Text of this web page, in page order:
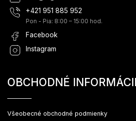
+421 951 885 952
Pon - Pia: 8:00 – 15:00 hod.
Facebook
Instagram
OBCHODNÉ
Všeobecné obchodné podmienky